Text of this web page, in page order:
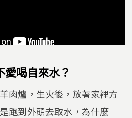
愛喝自來水？
肉爐，生火後，放著家裡方
跑到外頭去取水，為什麼